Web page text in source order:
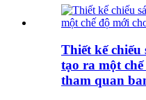
Thiết kế chiếu
tạo ra một
tham quan